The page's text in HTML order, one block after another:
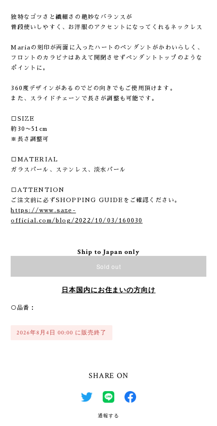
独特なゴツさと繊細さの絶妙なバランスが
普段使いしやすく、お洋服のアクセントになってくれるネックレス
Mariaの刻印が両面に入ったハートのペンダントがかわいらしく、
フロントのカラビナはあえて開閉させずペンダントトップのような
ポイントに。
360度デザインがあるのでどの向きでもご使用頂けます。
また、スライドチェーンで長さが調整も可能です。
□SIZE
約30〜51cm
※長さ調整可
□MATERIAL
ガラスパール、ステンレス、淡水パール
□ATTENTION
ご注文前に必ずSHOPPING GUIDEをご確認ください。
https://www.saze-
official.com/blog/2022/10/03/160030
Ship to Japan only
Sold out
日本国内にお住まいの方向け
○品番：
2026年8月4日 00:00 に販売終了
SHARE ON
通報する